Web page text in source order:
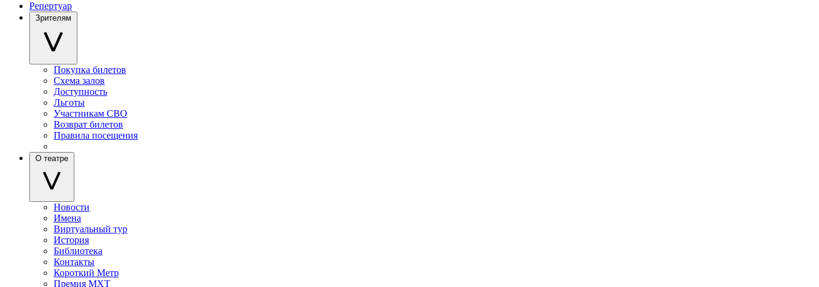
Репертуар
Зрителям
Покупка билетов
Схема залов
Доступность
Льготы
Участникам СВО
Возврат билетов
Правила посещения
О театре
Новости
Имена
Виртуальный тур
История
Библиотека
Контакты
Короткий Метр
Премия МХТ